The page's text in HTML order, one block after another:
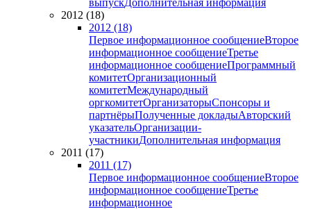
выпускДополнительная информация
2012 (18)
2012 (18)
Первое информационное сообщениеВторое
информационное сообщениеТретье
информационное сообщениеПрограммный
комитетОрганизационный
комитетМеждународный
оргкомитетОрганизаторыСпонсоры и
партнёрыПолученные докладыАвторский
указательОрганизации-
участникиДополнительная информация
2011 (17)
2011 (17)
Первое информационное сообщениеВторое
информационное сообщениеТретье
информационное